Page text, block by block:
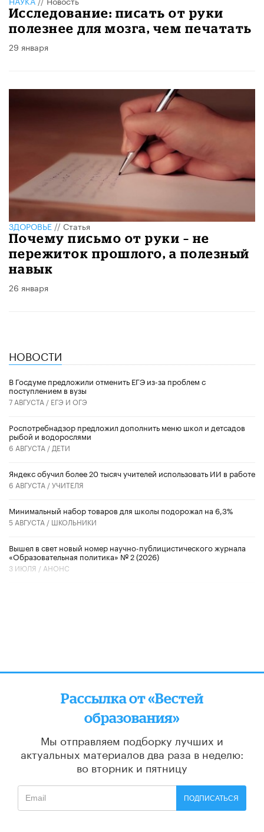
Исследование: писать от руки
полезнее для мозга, чем печатать
29 января
ЗДОРОВЬЕ//Статья
Почему письмо от руки – не
пережиток прошлого, а полезный
навык
26 января
НОВОСТИ
В Госдуме предложили отменить ЕГЭ из-за проблем с
поступлением в вузы
7 АВГУСТА / ЕГЭ И ОГЭ
Роспотребнадзор предложил дополнить меню школ и детсадов
рыбой и водорослями
6 АВГУСТА / ДЕТИ
​Яндекс обучил более 20 тысяч учителей использовать ИИ в работе
6 АВГУСТА /УЧИТЕЛЯ
Минимальный набор товаров для школы подорожал на 6,3%
5 АВГУСТА / ШКОЛЬНИКИ
Вышел в свет новый номер научно-публицистического журнала
«Образовательная политика» № 2 (2026)
3 ИЮЛЯ / АНОНС
Рассылка от «Вестей
образования»
Мы отправляем подборку лучших и
актуальных материалов два раза в неделю:
во вторник и пятницу
ПОДПИСАТЬСЯ